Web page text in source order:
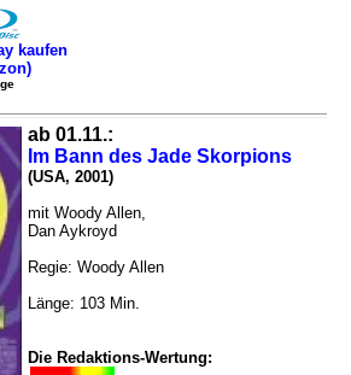
kaufen
ab 01.11.:
Im Bann des Jade Skorpions
(USA, 2001)
mit Woody Allen,
Dan Aykroyd
Regie: Woody Allen
Länge: 103 Min.
Die Redaktions-Wertung: